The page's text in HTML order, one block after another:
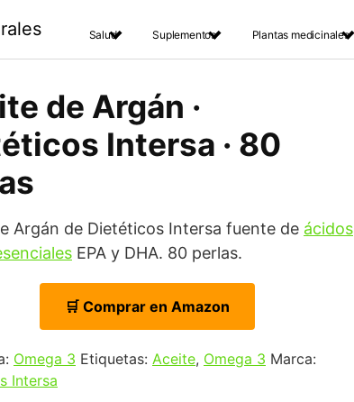
Salud Suplementos Plantas medicinales
de Argán ·
Intersa · 80
Argán de Dietéticos Intersa fuente de ácidos
EPA y DHA. 80 perlas.
🛒 Comprar en Amazon
Omega 3 Etiquetas: Aceite, Omega 3 Marca:
Intersa